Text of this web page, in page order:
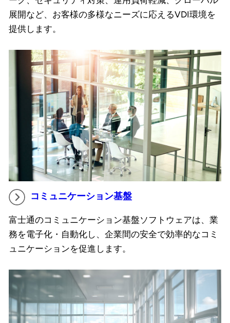
展開など、お客様の多様なニーズに応えるVDI環境を
提供します。
コミュニケーション基盤
富士通のコミュニケーション基盤ソフトウェアは、業
務を電子化・自動化し、企業間の安全で効率的なコミ
ュニケーションを促進します。